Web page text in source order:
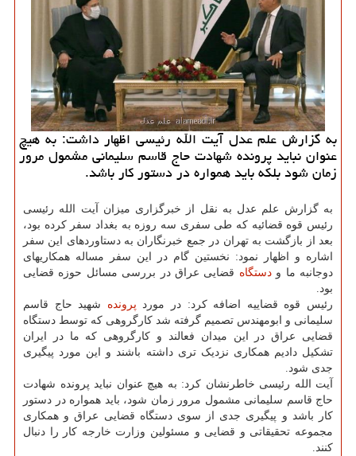
به گزارش علم عدل آیت الله رئیسی اظهار داشت: به هیچ
عنوان نباید پرونده شهادت حاج قاسم سلیمانی مشمول مرور
زمان شود بلکه باید همواره در دستور کار باشد.
به گزارش علم عدل به نقل از خبرگزاری میزان آیت الله رئیسی
رئیس قوه قضائیه که طی سفری سه روزه به بغداد سفر کرده بود،
بعد از بازگشت به تهران در جمع خبرنگاران به دستاوردهای این سفر
اشاره و اظهار نمود: نخستین گام در این سفر مساله همکاریهای
دوجانبه ما ودستگاه قضایی عراق در بررسی مسائل حوزه قضایی
بود.
رئیس قوه قضاییه اضافه کرد: در مورد پرونده شهید حاج قاسم
سلیمانی و ابومهندس تصمیم گرفته شد کارگروهی که توسط دستگاه
قضایی عراق در این میدان فعالند و کارگروهی که ما در ایران
تشکیل دادیم همکاری نزدیک تری داشته باشند و این مورد پیگیری
جدی شود.
آیت الله رئیسی خاطرنشان کرد: به هیچ عنوان نباید پرونده شهادت
حاج قاسم سلیمانی مشمول مرور زمان شود، باید همواره در دستور
کار باشد و پیگیری جدی از سوی دستگاه قضایی عراق و همکاری
مجموعه تحقیقاتی و قضایی و مسئولین وزارت خارجه کار را دنبال
کنند.